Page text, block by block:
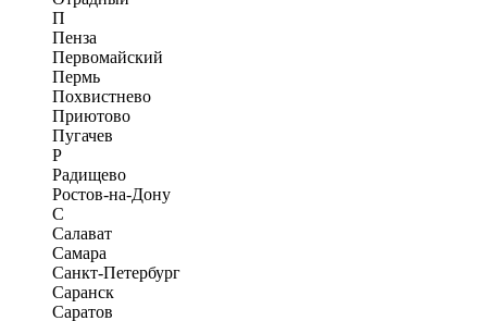
П
Пенза
Первомайский
Пермь
Похвистнево
Приютово
Пугачев
Р
Радищево
Ростов-на-Дону
С
Салават
Самара
Санкт-Петербург
Саранск
Саратов